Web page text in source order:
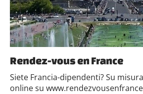
Rendez-vous en France
Siete Francia-dipendenti? Su
online su